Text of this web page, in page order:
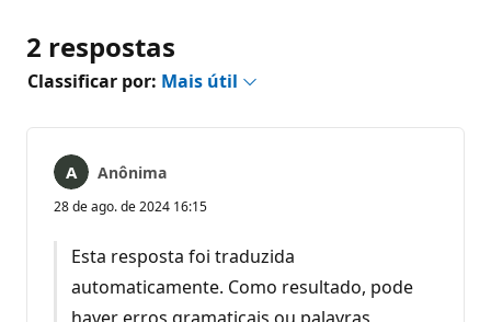
2 respostas
Classificar por: Mais útil
Anônima
28 de ago. de 2024 16:15
Esta resposta foi traduzida
automaticamente. Como resultado, pode